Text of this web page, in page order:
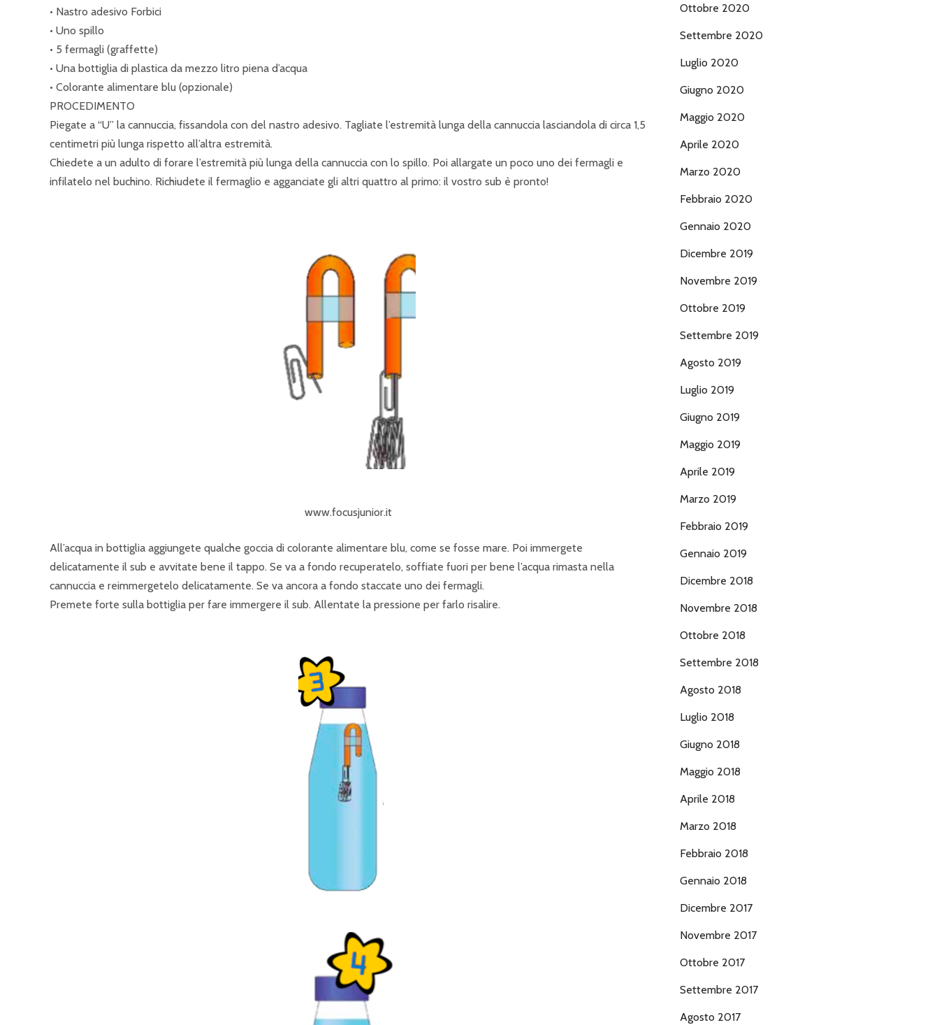
• Nastro adesivo Forbici
• Uno spillo
• 5 fermagli (graffette)
• Una bottiglia di plastica da mezzo litro piena d’acqua
• Colorante alimentare blu (opzionale)
PROCEDIMENTO
Piegate a “U” la cannuccia, fissandola con del nastro adesivo. Tagliate l’estremità lunga della cannuccia lasciandola di circa 1,5
centimetri più lunga rispetto all’altra estremità.
Chiedete a un adulto di forare l’estremità più lunga della cannuccia con lo spillo. Poi allargate un poco uno dei fermagli e
infilatelo nel buchino. Richiudete il fermaglio e agganciate gli altri quattro al primo: il vostro sub è pronto!
www.focusjunior.it
All’acqua in bottiglia aggiungete qualche goccia di colorante alimentare blu, come se fosse mare. Poi immergete
delicatamente il sub e avvitate bene il tappo. Se va a fondo recuperatelo, soffiate fuori per bene l’acqua rimasta nella
cannuccia e reimmergetelo delicatamente. Se va ancora a fondo staccate uno dei fermagli.
Premete forte sulla bottiglia per fare immergere il sub. Allentate la pressione per farlo risalire.
Ottobre 2020
Settembre 2020
Luglio 2020
Giugno 2020
Maggio 2020
Aprile 2020
Marzo 2020
Febbraio 2020
Gennaio 2020
Dicembre 2019
Novembre 2019
Ottobre 2019
Settembre 2019
Agosto 2019
Luglio 2019
Giugno 2019
Maggio 2019
Aprile 2019
Marzo 2019
Febbraio 2019
Gennaio 2019
Dicembre 2018
Novembre 2018
Ottobre 2018
Settembre 2018
Agosto 2018
Luglio 2018
Giugno 2018
Maggio 2018
Aprile 2018
Marzo 2018
Febbraio 2018
Gennaio 2018
Dicembre 2017
Novembre 2017
Ottobre 2017
Settembre 2017
Agosto 2017